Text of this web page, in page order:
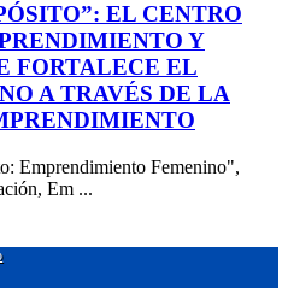
EL CENTRO
Y
FORTALECE EL
A TRAVÉS DE LA
Emprendimiento Femenino",
Em ...